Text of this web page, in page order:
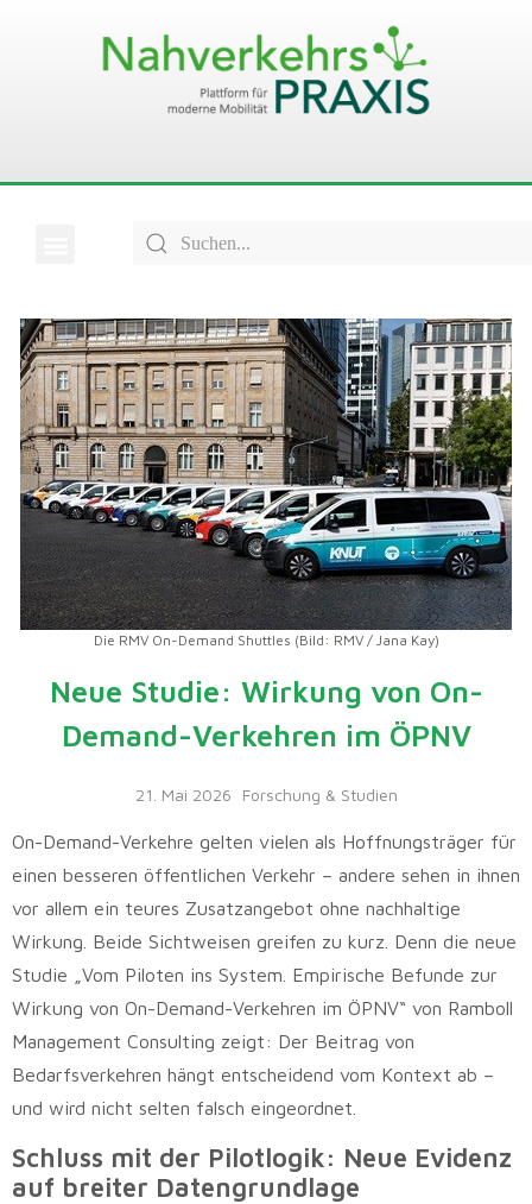
Die RMV On-Demand Shuttles (Bild: RMV / Jana Kay)
Neue Studie: Wirkung von On-
Demand-Verkehren im ÖPNV
21. Mai 2026 Forschung & Studien
On-Demand-Verkehre gelten vielen als Hoffnungsträger für
einen besseren öffentlichen Verkehr – andere sehen in ihnen
vor allem ein teures Zusatzangebot ohne nachhaltige
Wirkung. Beide Sichtweisen greifen zu kurz. Denn die neue
Studie „Vom Piloten ins System. Empirische Befunde zur
Wirkung von On-Demand-Verkehren im ÖPNV“ von Ramboll
Management Consulting zeigt: Der Beitrag von
Bedarfsverkehren hängt entscheidend vom Kontext ab –
und wird nicht selten falsch eingeordnet.
Schluss mit der Pilotlogik: Neue Evidenz
auf breiter Datengrundlage